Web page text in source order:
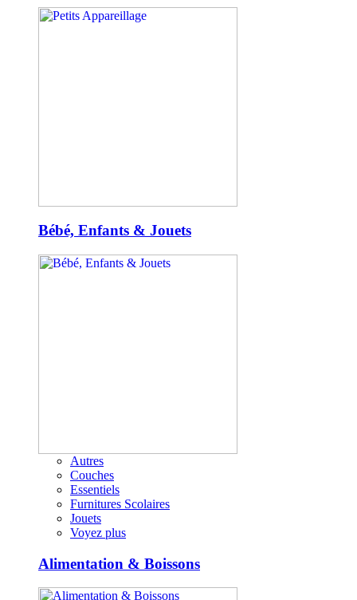
Bébé, Enfants & Jouets
Autres
Couches
Essentiels
Furnitures Scolaires
Jouets
Voyez plus
Alimentation & Boissons